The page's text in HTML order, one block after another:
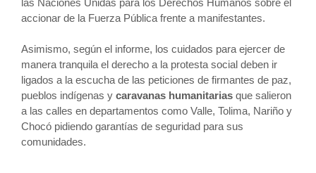
accionar de la Fuerza Pública frente a manifestantes.
Asimismo, según el informe, los cuidados para ejercer de
manera tranquila el derecho a la protesta social deben ir
ligados a la escucha de las peticiones de firmantes de paz,
pueblos indígenas y caravanas humanitarias que salieron
a las calles en departamentos como Valle, Tolima, Nariño y
Chocó pidiendo garantías de seguridad para sus
comunidades.